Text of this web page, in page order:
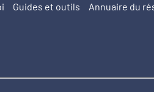
Guides et outils Annuaire du